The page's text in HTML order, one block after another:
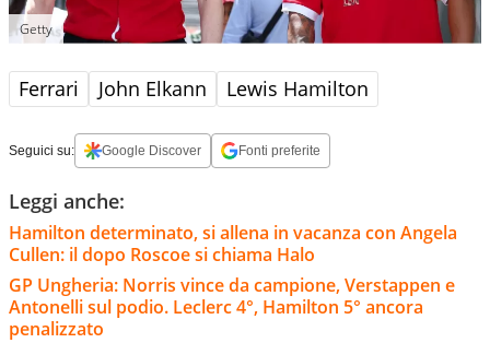
Getty
Ferrari John Elkann Lewis Hamilton
Seguici su: Google Discover Fonti preferite
Leggi anche:
Hamilton determinato, si allena in vacanza con Angela
Cullen: il dopo Roscoe si chiama Halo
GP Ungheria: Norris vince da campione, Verstappen e
Antonelli sul podio. Leclerc 4°, Hamilton 5° ancora
penalizzato